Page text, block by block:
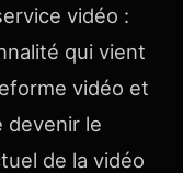
vidéo :
qui vient
vidéo et
devenir le
de la vidéo